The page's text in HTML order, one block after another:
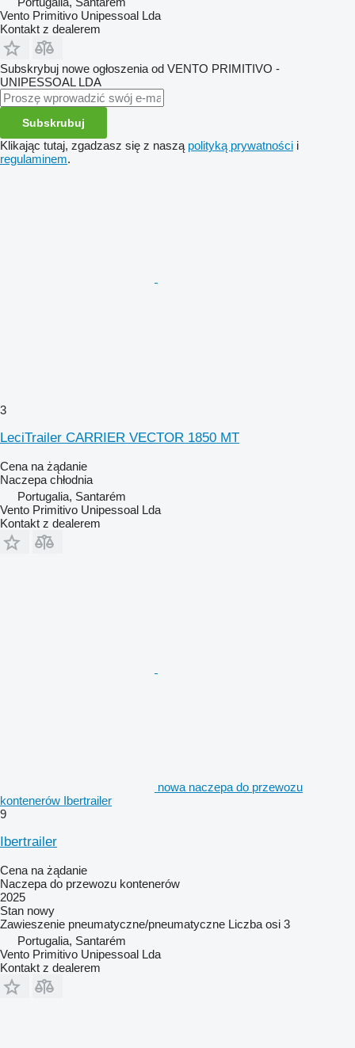
Vento Primitivo Unipessoal Lda
Kontakt z dealerem
Subskrybuj nowe ogłoszenia od VENTO PRIMITIVO -
UNIPESSOAL LDA
Subskrubuj
Klikając tutaj, zgadzasz się z naszą polityką prywatności i
regulaminem.
3
LeciTrailer CARRIER VECTOR 1850 MT
Cena na żądanie
Naczepa chłodnia
Portugalia, Santarém
Vento Primitivo Unipessoal Lda
Kontakt z dealerem
nowa naczepa do przewozu
kontenerów Ibertrailer
9
Ibertrailer
Cena na żądanie
Naczepa do przewozu kontenerów
2025
Stan nowy
Zawieszenie pneumatyczne/pneumatyczne Liczba osi 3
Portugalia, Santarém
Vento Primitivo Unipessoal Lda
Kontakt z dealerem